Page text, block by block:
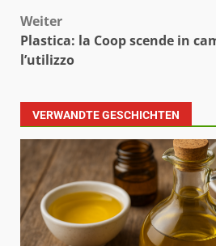
Weiter
Plastica: la Coop scende in
l’utilizzo
VERWANDTE GESCHICHTEN